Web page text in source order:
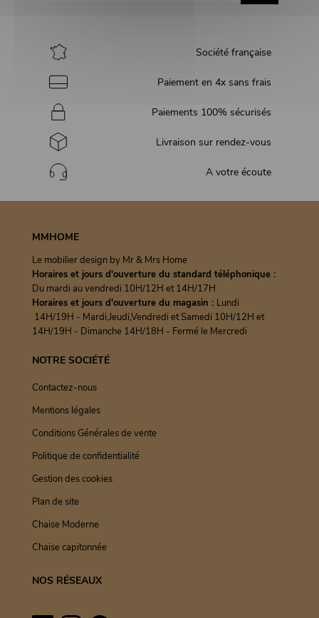
Société française
Paiement en 4x sans frais
Paiements 100% sécurisés
Livraison sur rendez-vous
A votre écoute
MMHOME
Le mobilier design by Mr & Mrs Home
Horaires et jours d'ouverture du standard téléphonique :
Du mardi au vendredi 10H/12H et 14H/17H
Horaires et jours d'ouverture du magasin : Lundi
14H/19H - Mardi,Jeudi,Vendredi et Samedi 10H/12H et
14H/19H - Dimanche 14H/18H - Fermé le Mercredi
NOTRE SOCIÉTÉ
Contactez-nous
Mentions légales
Conditions Générales de vente
Politique de confidentialité
Gestion des cookies
Plan de site
Chaise Moderne
Chaise capitonnée
NOS RÉSEAUX